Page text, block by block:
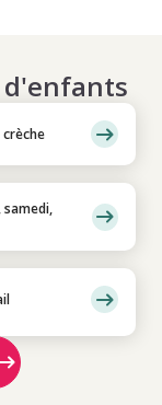
d'enfants
samedi,